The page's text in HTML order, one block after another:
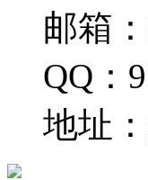
邮箱
QQ：
地址